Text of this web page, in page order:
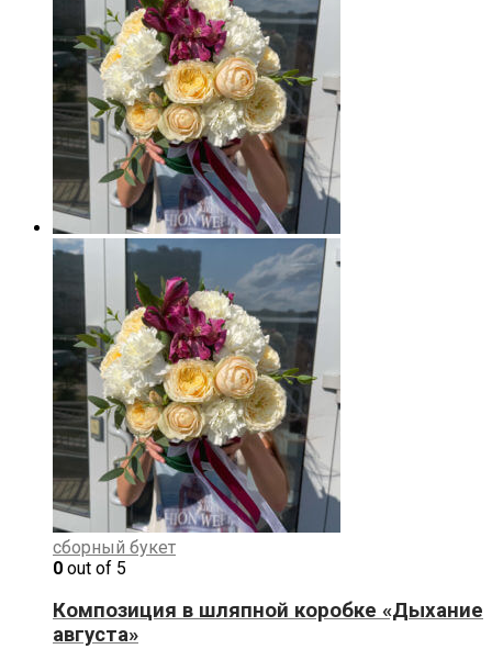
сборный букет
0 out of 5
Композиция в шляпной коробке «Дыхание
августа»